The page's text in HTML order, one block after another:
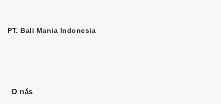
PT. Bali Mania Indonesia
O nás